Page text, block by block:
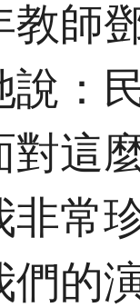
教師
說：
對這
非常
們的